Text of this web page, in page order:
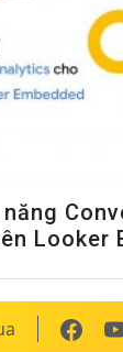
Looker